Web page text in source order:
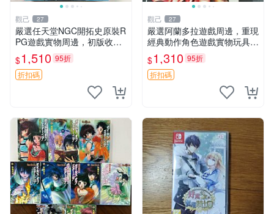
觀己 27
嚴選任天堂NGC開拓史原裝R
PG遊戲實物周邊，初版收藏
推薦 開拓史 NGC RPG
$1,510 95折
折扣碼
觀己 27
嚴選阿蘭多拉遊戲周邊，重現
經典動作角色遊戲實物玩具，
成色優良，即刻收藏 小霸王
PS1 遊戲週邊 劇情收藏 任天
堂 紅白機懷舊游戲 #PS1 #小
$1,310 95折
折扣碼